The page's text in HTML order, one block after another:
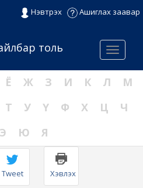
Нэвтрэх Ашиглах заавар
Menu
толь
Ё Ж З И К Л
М
Т У Ү Ф Х Ц
Ч
Э Ю Я
Tweet Хэвлэх